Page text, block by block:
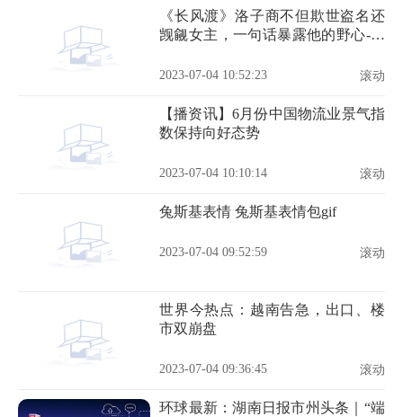
《长风渡》洛子商不但欺世盗名还
觊觎女主，一句话暴露他的野心-全
2023-07-04 10:52:23 滚动
【播资讯】6月份中国物流业景气指
数保持向好态势
2023-07-04 10:10:14 滚动
兔斯基表情 兔斯基表情包gif
2023-07-04 09:52:59 滚动
世界今热点：越南告急，出口、楼
市双崩盘
2023-07-04 09:36:45 滚动
环球最新：湖南日报市州头条｜“端